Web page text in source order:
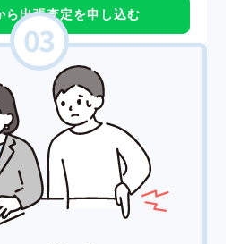
ら出張査定を申し込む